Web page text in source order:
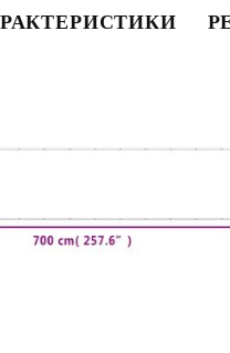
можете да се
е изработен от 100%
гарантира както
към балкони,
приложение:
настройки,
с PU покритие